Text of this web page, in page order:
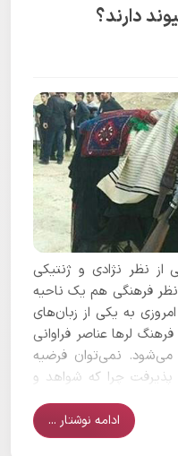
باستانی از جمله
را تحلیل می‌کند.
دارند؟
نظر نژادی و ژنتیکی
نظر فرهنگی هم یک ناحیه
به یکی از زبان‌های
لرها عناصر فراوانی
می‌شود. نمی‌توان فرضیه
پذیرفت چرا که شواهد و
ادامه نوشتار ...